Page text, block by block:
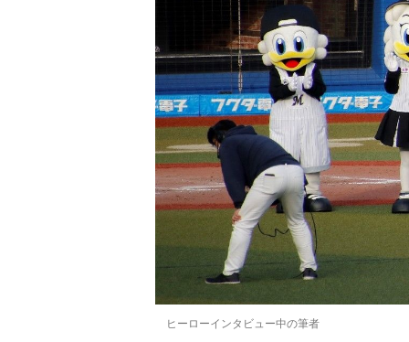
ヒーローインタビュー中の筆者